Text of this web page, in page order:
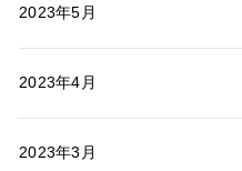
2023年5月
2023年4月
2023年3月